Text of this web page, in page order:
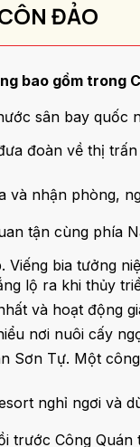
ĐẢO
bao gồm trong
sân bay quốc
đoàn về thị
và nhận phòng,
tận cùng phía
Viếng bia tưởng
lộ ra khi thủy
và hoạt động
nơi nuôi cấy
Sơn Tự. Một
nghỉ ngơi và
trước Công